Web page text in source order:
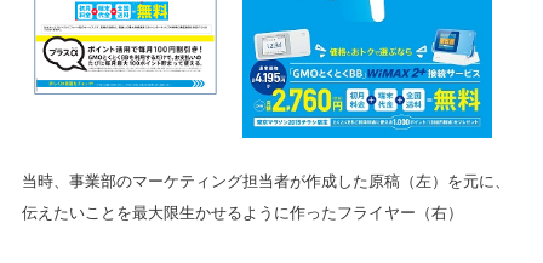
当時、事業部のマーケティング担当者が作成した原稿（左）を元に、
伝えたいことを最大限生かせるように作ったフライヤー（右）